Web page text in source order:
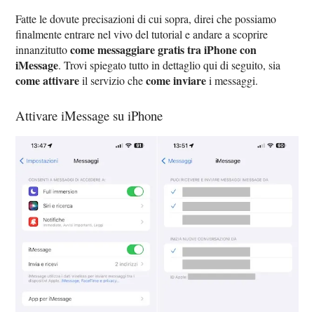
Fatte le dovute precisazioni di cui sopra, direi che possiamo
finalmente entrare nel vivo del tutorial e andare a scoprire
innanzituttocome messaggiare gratis tra iPhone con
iMessage. Trovi spiegato tutto in dettaglio qui di seguito, sia
come attivareil servizio checome inviarei messaggi.
Attivare iMessage su iPhone